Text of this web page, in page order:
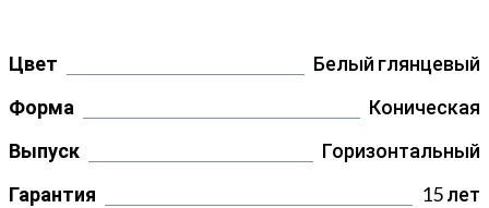
Цвет
Белый глянцевый
Форма
Коническая
Выпуск
Горизонтальный
Гарантия
15 лет